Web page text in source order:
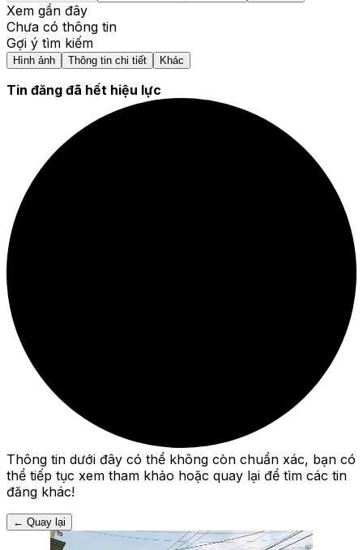
Xem gần đây
Chưa có thông tin
Gợi ý tìm kiếm
Hình ảnh Thông tin chi tiết Khác
Tin đăng đã hết hiệu lực
Thông tin dưới đây có thể không còn chuẩn xác, bạn có
thể tiếp tục xem tham khảo hoặc quay lại để tìm các tin
đăng khác!
← Quay lại